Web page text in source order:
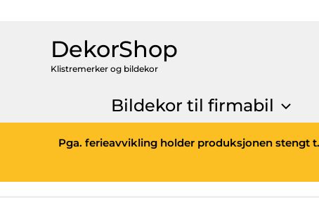
DekorShop
Klistremerker og bildekor
Bildekor til firmabil
Pga. ferieavvikling holder produksjonen stengt